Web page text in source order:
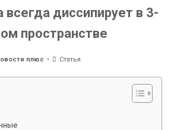
всегда диссипирует в 3-
пространстве
плюс Статья